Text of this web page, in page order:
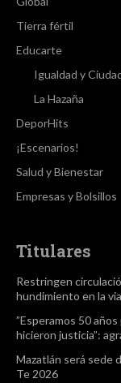
Tierra fértil
Educarte
Igualdad y
La Hazaña
DeporHits
¡Escenarios!
Salud y Bienestar
Empresas y Bolsillos
Titulares
Restringen
hundimiento en la
”Esperamos 50
hicieron justicia”:
Mazatlán será sede
Te 2026